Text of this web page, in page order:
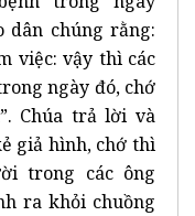
dân chúng rằng:
việc: vậy thì các
ngày đó, chớ
Chúa trả lời và
giả hình, chớ thì
trong các ông
ra khỏi chuồng